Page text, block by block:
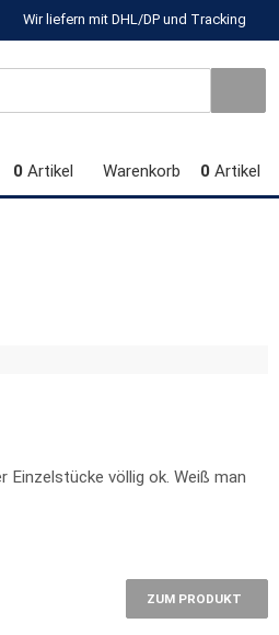
Wir liefern mit DHL/DP und Tracking
Warenkorb 0 Artikel
0 Artikel
Einzelstücke völlig ok. Weiß man
ZUM PRODUKT